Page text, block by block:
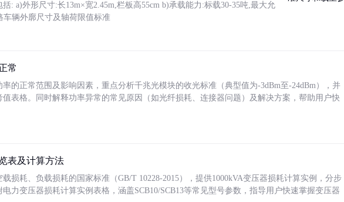
: a)外形尺寸:长13m×宽2.45m,栏板高55cm b)承载能力:标载30-35吨,最大允
车辆外廓尺寸及轴荷限值标准
常
的正常范围及影响因素，重点分析千兆光模块的收光标准（典型值为-3dBm至-24dBm），并
表格。同时解释功率异常的常见原因（如光纤损耗、连接器问题）及解决方案，帮助用户快
表及计算方法
损耗、负载损耗的国家标准（GB/T 10228-2015），提供1000kVA变压器损耗计算实例，分步
力变压器损耗计算实例表格，涵盖SCB10/SCB13等常见型号参数，指导用户快速掌握变压器